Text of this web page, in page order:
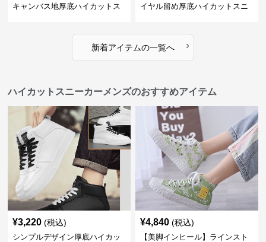
キャンバス地厚底ハイカットス
イヤル留め厚底ハイカットスニ
新着アイテムの一覧へ ›
ハイカットスニーカーメンズのおすすめアイテム
¥3,220 (税込)
シンプルデザイン厚底ハイカッ
¥4,840 (税込)
【美脚インヒール】ラインスト